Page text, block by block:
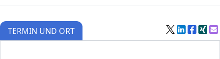
TERMIN UND ORT